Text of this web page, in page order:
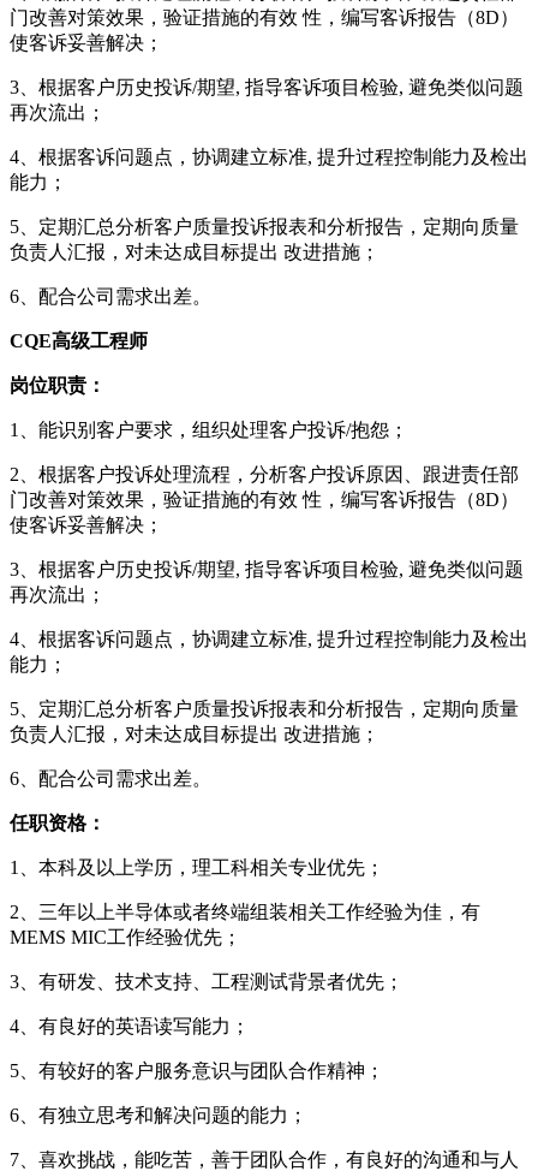
门改善对策效果，验证措施的有效 性，编写客诉报告（8D）
使客诉妥善解决；
3、根据客户历史投诉/期望, 指导客诉项目检验, 避免类似问题
再次流出；
4、根据客诉问题点，协调建立标准, 提升过程控制能力及检出
能力；
5、定期汇总分析客户质量投诉报表和分析报告，定期向质量
负责人汇报，对未达成目标提出 改进措施；
6、配合公司需求出差。
CQE高级工程师
岗位职责：
1、能识别客户要求，组织处理客户投诉/抱怨；
2、根据客户投诉处理流程，分析客户投诉原因、跟进责任部
门改善对策效果，验证措施的有效 性，编写客诉报告（8D）
使客诉妥善解决；
3、根据客户历史投诉/期望, 指导客诉项目检验, 避免类似问题
再次流出；
4、根据客诉问题点，协调建立标准, 提升过程控制能力及检出
能力；
5、定期汇总分析客户质量投诉报表和分析报告，定期向质量
负责人汇报，对未达成目标提出 改进措施；
6、配合公司需求出差。
任职资格：
1、本科及以上学历，理工科相关专业优先；
2、三年以上半导体或者终端组装相关工作经验为佳，有
MEMS MIC工作经验优先；
3、有研发、技术支持、工程测试背景者优先；
4、有良好的英语读写能力；
5、有较好的客户服务意识与团队合作精神；
6、有独立思考和解决问题的能力；
7、喜欢挑战，能吃苦，善于团队合作，有良好的沟通和与人